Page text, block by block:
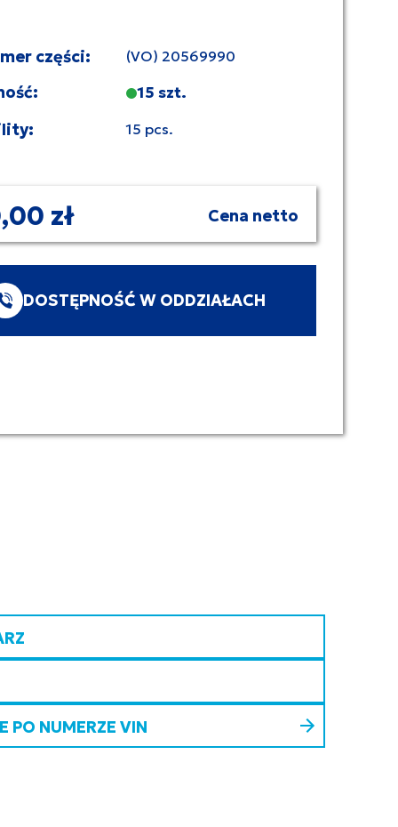
części: (VO) 20569990
15 szt.
15 pcs.
zł Cena netto
DOSTĘPNOŚĆ W ODDZIAŁACH
PO NUMERZE VIN